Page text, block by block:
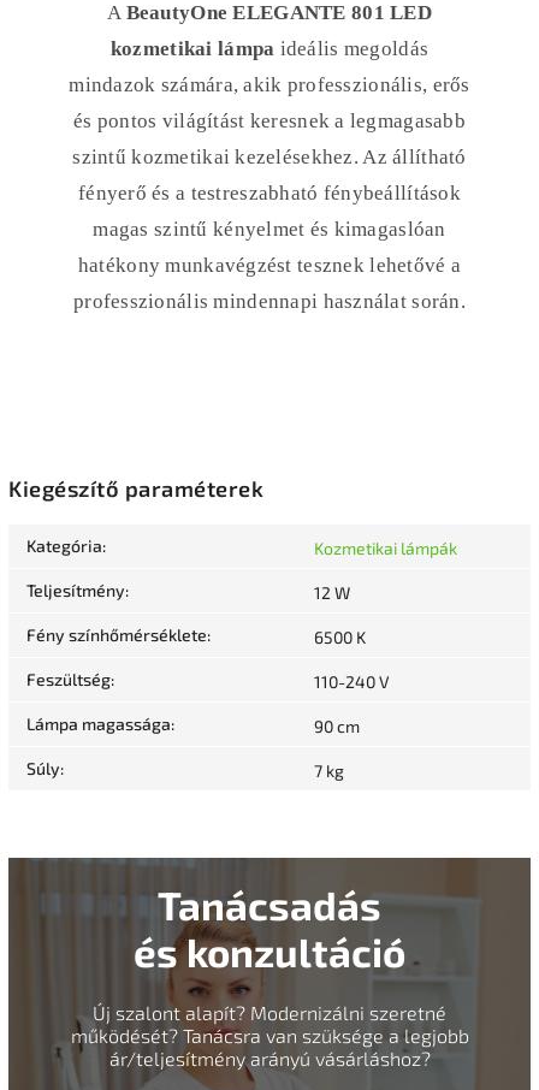
A BeautyOne ELEGANTE 801 LED
kozmetikai lámpa ideális megoldás
mindazok számára, akik professzionális, erős
és pontos világítást keresnek a legmagasabb
szintű kozmetikai kezelésekhez. Az állítható
fényerő és a testreszabható fénybeállítások
magas szintű kényelmet és kimagaslóan
hatékony munkavégzést tesznek lehetővé a
professzionális mindennapi használat során.
Kiegészítő paraméterek
Kategória: Kozmetikai lámpák
Teljesítmény: 12 W
Fény színhőmérséklete: 6500 K
Feszültség: 110-240 V
Lámpa magassága: 90 cm
Súly: 7 kg
Tanácsadás
és konzultáció
Új szalont alapít? Modernizálni szeretné
működését? Tanácsra van szüksége a legjobb
ár/teljesítmény arányú vásárláshoz?